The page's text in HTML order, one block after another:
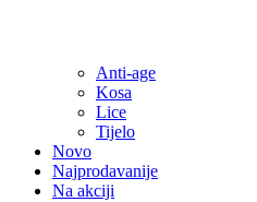
Anti-age
Kosa
Lice
Tijelo
Novo
Najprodavanije
Na akciji